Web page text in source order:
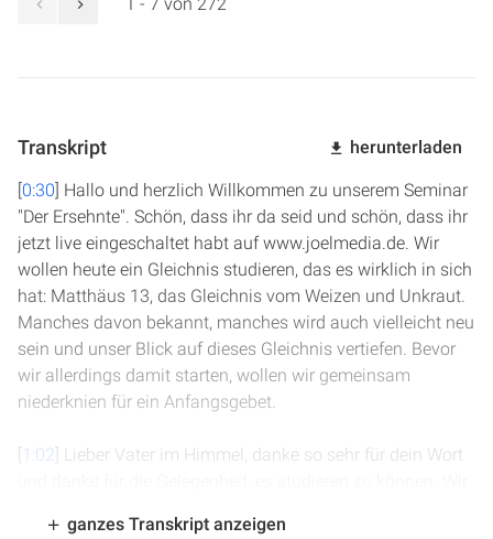
Transkript herunterladen
[0:30] Hallo und herzlich Willkommen zu unserem Seminar
"Der Ersehnte". Schön, dass ihr da seid und schön, dass ihr
jetzt live eingeschaltet habt auf www.joelmedia.de. Wir
wollen heute ein Gleichnis studieren, das es wirklich in sich
hat: Matthäus 13, das Gleichnis vom Weizen und Unkraut.
Manches davon bekannt, manches wird auch vielleicht neu
sein und unser Blick auf dieses Gleichnis vertiefen. Bevor
wir allerdings damit starten, wollen wir gemeinsam
niederknien für ein Anfangsgebet.
[1:02] Lieber Vater im Himmel, danke so sehr für dein Wort
deinen Heiligen Geist zu uns sprichst und dass die
ganzes Transkript anzeigen